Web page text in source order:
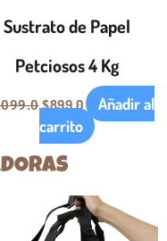
Sustrato de Papel
Petciosos 4 Kg
$899.0
Añadir al
carrito
Este
producto